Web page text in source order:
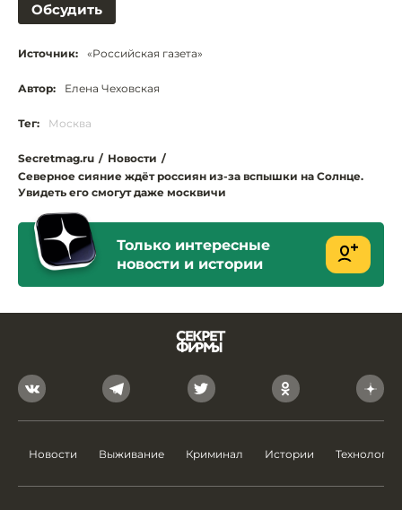
Обсудить
Источник: «Российская газета»
Автор: Елена Чеховская
Тег: Москва
Secretmag.ru / Новости /
Северное сияние ждёт россиян из-за вспышки на Солнце.
Увидеть его смогут даже москвичи
Только интересные
новости и истории
Новости Выживание Криминал Истории Технологии